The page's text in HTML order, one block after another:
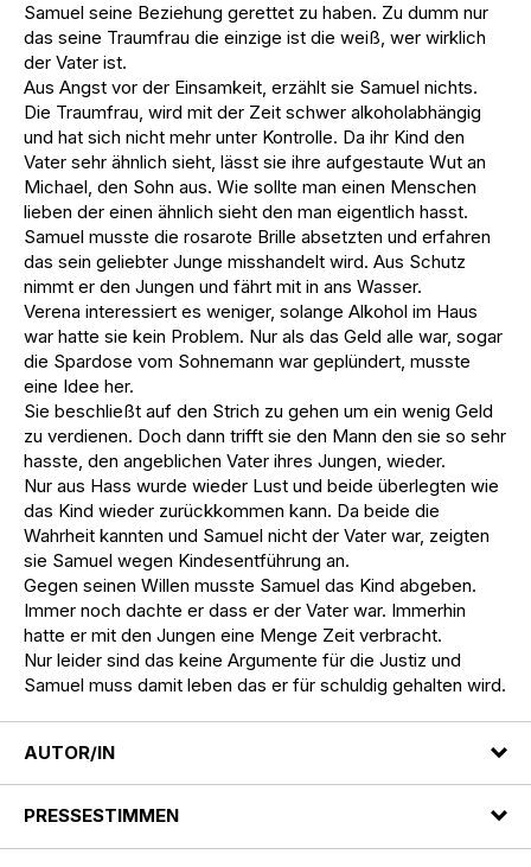
Samuel seine Beziehung gerettet zu haben. Zu dumm nur
das seine Traumfrau die einzige ist die weiß, wer wirklich
der Vater ist.
Aus Angst vor der Einsamkeit, erzählt sie Samuel nichts.
Die Traumfrau, wird mit der Zeit schwer alkoholabhängig
und hat sich nicht mehr unter Kontrolle. Da ihr Kind den
Vater sehr ähnlich sieht, lässt sie ihre aufgestaute Wut an
Michael, den Sohn aus. Wie sollte man einen Menschen
lieben der einen ähnlich sieht den man eigentlich hasst.
Samuel musste die rosarote Brille absetzten und erfahren
das sein geliebter Junge misshandelt wird. Aus Schutz
nimmt er den Jungen und fährt mit in ans Wasser.
Verena interessiert es weniger, solange Alkohol im Haus
war hatte sie kein Problem. Nur als das Geld alle war, sogar
die Spardose vom Sohnemann war geplündert, musste
eine Idee her.
Sie beschließt auf den Strich zu gehen um ein wenig Geld
zu verdienen. Doch dann trifft sie den Mann den sie so sehr
hasste, den angeblichen Vater ihres Jungen, wieder.
Nur aus Hass wurde wieder Lust und beide überlegten wie
das Kind wieder zurückkommen kann. Da beide die
Wahrheit kannten und Samuel nicht der Vater war, zeigten
sie Samuel wegen Kindesentführung an.
Gegen seinen Willen musste Samuel das Kind abgeben.
Immer noch dachte er dass er der Vater war. Immerhin
hatte er mit den Jungen eine Menge Zeit verbracht.
Nur leider sind das keine Argumente für die Justiz und
Samuel muss damit leben das er für schuldig gehalten wird.
AUTOR/IN
PRESSESTIMMEN